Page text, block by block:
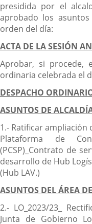
presidida por el
aprobado los
orden del día:
ACTA DE LA SESIÓN
Aprobar, si procede,
ordinaria celebrada el
DESPACHO
ASUNTOS DE
1.- Ratificar ampliación
Plataforma de
(PCSP)_Contrato de
desarrollo de Hub
(Hub LAV.)
ASUNTOS DEL ÁREA
2.- LO_2023/23_
Junta de Gobierno